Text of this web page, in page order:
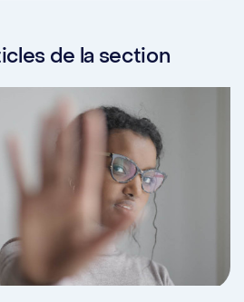
de la section